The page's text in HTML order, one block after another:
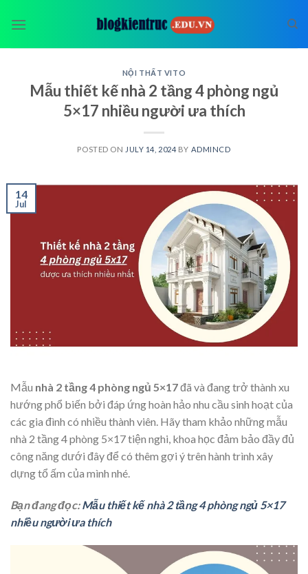
NỘI THẤT VITO
Mẫu thiết kế nhà 2 tầng 4 phòng ngủ
5×17 nhiều người ưa thích
POSTED ON JULY 14, 2024 BY ADMINCD
14
Jul
Mẫu nhà 2 tầng 4 phòng ngủ 5×17đã và đang trở thành xu
hướng phổ biến bởi đáp ứng hoàn hảo nhu cầu sinh hoạt của
các gia đình có nhiều thành viên. Hãy tham khảo những mẫu
nhà 2 tầng 4 phòng 5×17 tiện nghi, khoa học đảm bảo đầy đủ
công năng dưới đây để có thêm gợi ý trên hành trình xây
dựng tổ ấm của mình nhé.
Bạn đang đọc:Mẫu thiết kế nhà 2 tầng 4 phòng ngủ 5×17
nhiều người ưa thích